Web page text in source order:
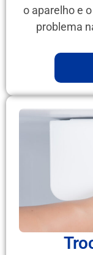
o aparelho e
problema